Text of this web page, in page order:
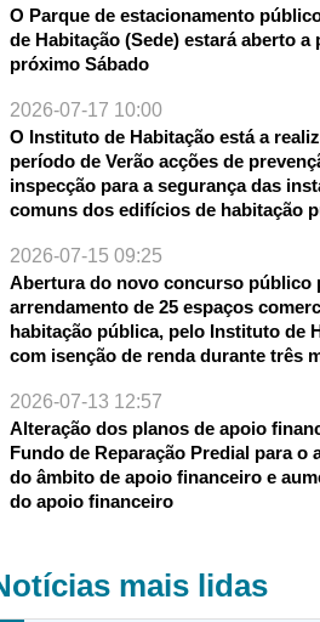
O Parque de estacionamento
de Habitação (Sede) estará aberto a
próximo Sábado
2026-07-17 10:00
O Instituto de Habitação está a
período de Verão acções de
inspecção para a segurança das
comuns dos edifícios de habitação
2026-07-15 09:25
Abertura do novo concurso público
arrendamento de 25 espaços
habitação pública, pelo Instituto de
com isenção de renda durante três
2026-07-13 12:57
Alteração dos planos de apoio
Fundo de Reparação Predial para o
do âmbito de apoio financeiro e
do apoio financeiro
mais lidas